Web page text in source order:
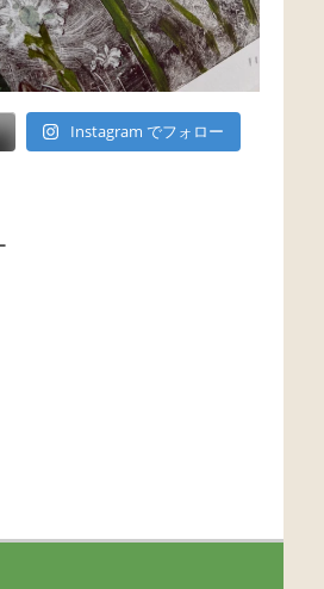
Instagram でフォロー